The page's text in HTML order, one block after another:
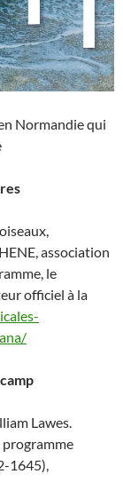
Normandie qui
association
le
officiel à la
Lawes.
programme
1645),